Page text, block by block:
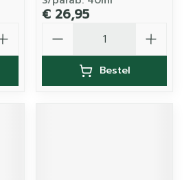
€ 26,95
Bestel